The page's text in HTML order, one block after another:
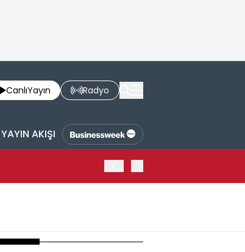
CanlıYayın Radyo
YAYIN AKIŞI